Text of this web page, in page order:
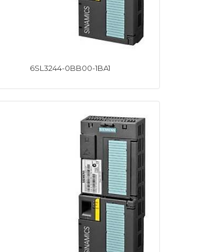
6SL3244-0BB00-1BA1